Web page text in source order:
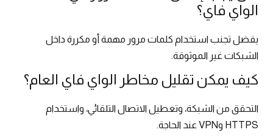
الواي فاي؟
يفضل تجنب استخدام كلمات مرور مهمة أو مكررة داخل
الشبكات غير الموثوقة.
كيف يمكن تقليل مخاطر الواي فاي العام؟
التحقق من الشبكة، وتعطيل الاتصال التلقائي، واستخدام
HTTPS وVPN عند الحاجة.